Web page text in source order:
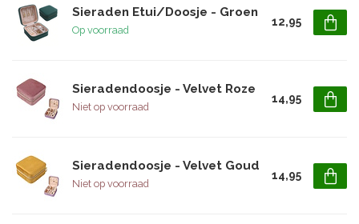
Sieraden Etui/Doosje - Groen
Op voorraad
12,95
Sieradendoosje - Velvet Roze
Niet op voorraad
14,95
Sieradendoosje - Velvet Goud
Niet op voorraad
14,95